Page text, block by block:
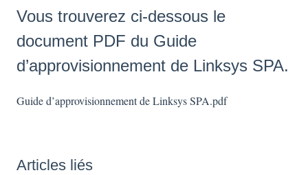
Vous trouverez ci-dessous le
document PDF du Guide
d’approvisionnement de Linksys SPA.
Guide d’approvisionnement de Linksys SPA.pdf
Articles liés